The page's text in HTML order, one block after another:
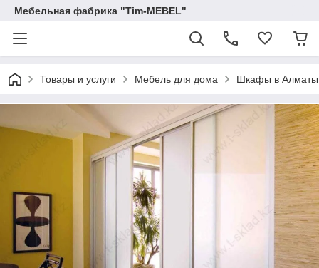
Мебельная фабрика "Tim-MEBEL"
Товары и услуги Мебель для дома Шкафы в Алматы